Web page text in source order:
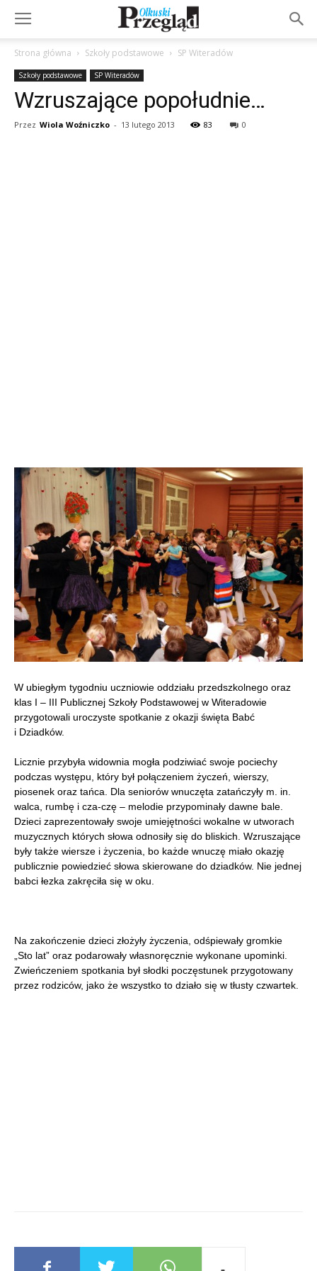
Strona główna Szkoły podstawowe SP Witeradów
Szkoły podstawowe SP Witeradów
Wzruszające popołudnie…
Przez Wiola Woźniczko - 13 lutego 2013 83 0
W ubiegłym tygodniu uczniowie oddziału przedszkolnego oraz
klas I – III Publicznej Szkoły Podstawowej w Witeradowie
przygotowali uroczyste spotkanie z okazji święta Babć
i Dziadków.
Licznie przybyła widownia mogła podziwiać swoje pociechy
podczas występu, który był połączeniem życzeń, wierszy,
piosenek oraz tańca. Dla seniorów wnuczęta zatańczyły m. in.
walca, rumbę i cza-czę – melodie przypominały dawne bale.
Dzieci zaprezentowały swoje umiejętności wokalne w utworach
muzycznych których słowa odnosiły się do bliskich. Wzruszające
były także wiersze i życzenia, bo każde wnuczę miało okazję
publicznie powiedzieć słowa skierowane do dziadków. Nie jednej
babci łezka zakręciła się w oku.
Na zakończenie dzieci złożyły życzenia, odśpiewały gromkie
„Sto lat” oraz podarowały własnoręcznie wykonane upominki.
Zwieńczeniem spotkania był słodki poczęstunek przygotowany
przez rodziców, jako że wszystko to działo się w tłusty czwartek.